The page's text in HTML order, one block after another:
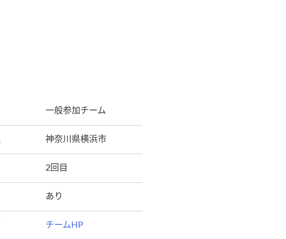
一般参加チーム
神奈川県横浜市
2回目
あり
チームHP